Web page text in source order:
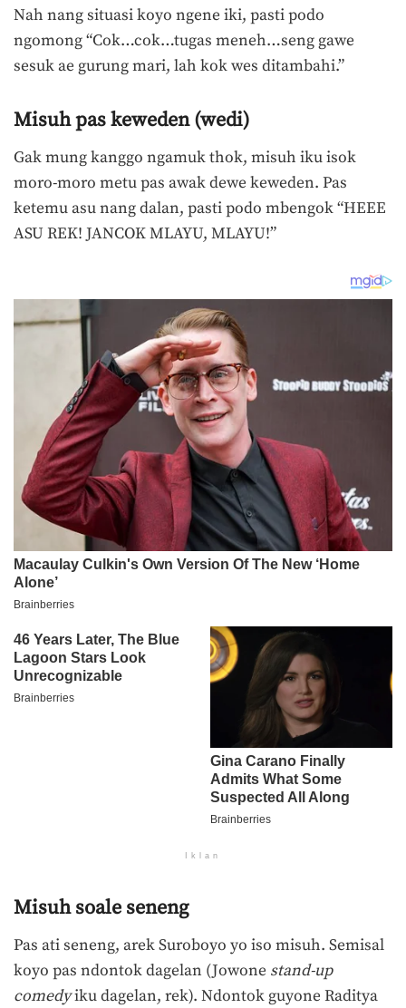
Nah nang situasi koyo ngene iki, pasti podo
ngomong “Cok…cok…tugas meneh…seng gawe
sesuk ae gurung mari, lah kok wes ditambahi.”
Misuh pas keweden (wedi)
Gak mung kanggo ngamuk thok, misuh iku isok
moro-moro metu pas awak dewe keweden. Pas
ketemu asu nang dalan, pasti podo mbengok “HEEE
ASU REK! JANCOK MLAYU, MLAYU!”
Iklan
Misuh soale seneng
Pas ati seneng, arek Suroboyo yo iso misuh. Semisal
koyo pas ndontok dagelan (Jowone stand-up
comedyiku dagelan, rek). Ndontok guyone Raditya